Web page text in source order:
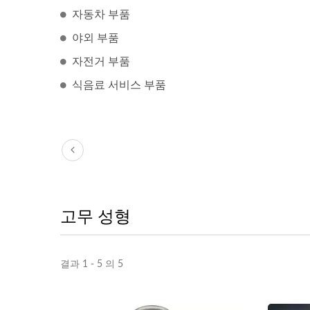
자동차 부품
야외 부품
자전거 부품
식음료 서비스 부품
고무 성형
결과 1 - 5 의 5